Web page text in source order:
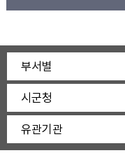
부서별
시군청
유관기관